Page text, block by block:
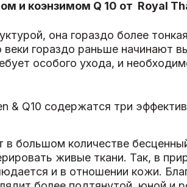
и коэнзимом Q 10 от Royal
она гораздо более
гораздо раньше начинают
особого ухода, и
& Q10 содержатся три
в большом количестве
живые ткани. Так, в
и в отношении кожи.